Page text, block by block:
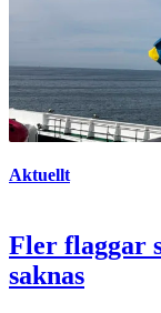
Aktuellt
Fler flaggar
saknas